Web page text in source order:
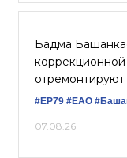
Бадма
#ЕР79 #ЕАО
07.08.26